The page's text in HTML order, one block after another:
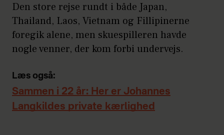
Den store rejse rundt i både Japan,
Thailand, Laos, Vietnam og Fillipinerne
foregik alene, men skuespilleren havde
nogle venner, der kom forbi undervejs.
Læs også:
Sammen i 22 år: Her er Johannes
Langkildes private kærlighed